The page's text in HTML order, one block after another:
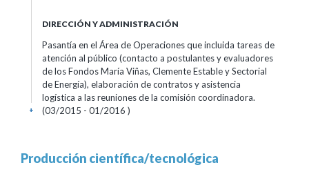
DIRECCIÓN Y ADMINISTRACIÓN
Pasantía en el Área de Operaciones que incluida tareas de
atención al público (contacto a postulantes y evaluadores
de los Fondos María Viñas, Clemente Estable y Sectorial
de Energía), elaboración de contratos y asistencia
logística a las reuniones de la comisión coordinadora.
(03/2015 - 01/2016 )
+
Producción científica/tecnológica